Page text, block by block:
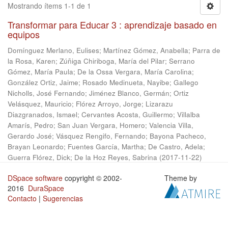
Mostrando ítems 1-1 de 1
Transformar para Educar 3 : aprendizaje basado en
equipos
Domínguez Merlano, Eulises; Martínez Gómez, Anabella; Parra de
la Rosa, Karen; Zúñiga Chiriboga, María del Pilar; Serrano
Gómez, María Paula; De la Ossa Vergara, María Carolina;
González Ortiz, Jaime; Rosado Medinueta, Nayibe; Gallego
Nicholls, José Fernando; Jiménez Blanco, Germán; Ortiz
Velásquez, Mauricio; Flórez Arroyo, Jorge; Lizarazu
Diazgranados, Ismael; Cervantes Acosta, Guillermo; Villalba
Amarís, Pedro; San Juan Vergara, Homero; Valencia Villa,
Gerardo José; Vásquez Rengifo, Fernando; Bayona Pacheco,
Brayan Leonardo; Fuentes García, Martha; De Castro, Adela;
Guerra Flórez, Dick; De la Hoz Reyes, Sabrina (2017-11-22)
DSpace software copyright © 2002-
2016 DuraSpace
Contacto | Sugerencias
Theme by